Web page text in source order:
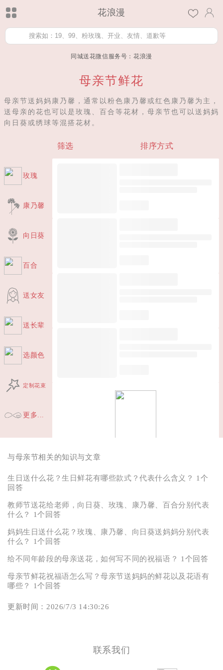
花浪漫
同城送花微信服务号：花浪漫
母亲节鲜花
母亲节送妈妈康乃馨，通常以粉色康乃馨或红色康乃馨为主，
送母亲的花也可以是玫瑰、百合等花材，母亲节也可以送妈妈
向日葵或绣球等混搭花材。
筛选 排序方式
玫瑰
康乃馨
向日葵
百合
送女友
送长辈
选颜色
定制花束
更多...
与母亲节相关的知识与文章
生日送什么花？生日鲜花有哪些款式？代表什么含义？
1个
回答
教师节送花给老师，向日葵、玫瑰、康乃馨、百合分别代表
什么？
1个回答
妈妈生日送什么花？玫瑰、康乃馨、向日葵送妈妈分别代表
什么？
1个回答
给不同年龄段的母亲送花，如何写不同的祝福语？ 1个回答
母亲节鲜花祝福语怎么写？母亲节送妈妈的鲜花以及花语有
哪些？
1个回答
更新时间：2026/7/3 14:30:26
联系我们